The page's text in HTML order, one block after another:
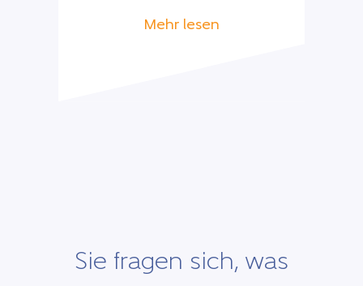
Mehr lesen
Sie fragen sich, was